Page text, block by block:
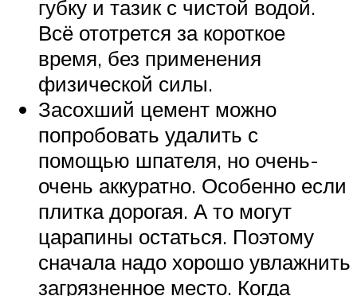
губку и тазик с чистой водой.
Всё ототрется за короткое
время, без применения
физической силы.
Засохший цемент можно
попробовать удалить с
помощью шпателя, но очень-
очень аккуратно. Особенно если
плитка дорогая. А то могут
царапины остаться. Поэтому
сначала надо хорошо увлажнить
загрязненное место. Когда